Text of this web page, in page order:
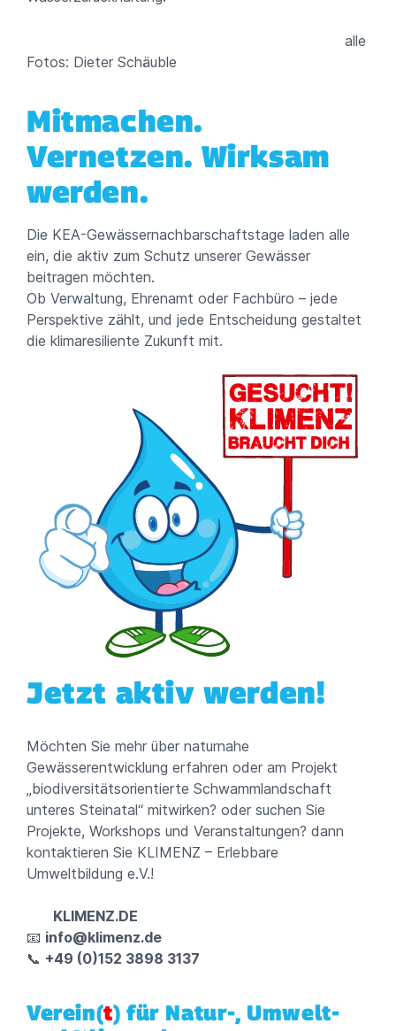
alle
Fotos: Dieter Schäuble
Mitmachen.
Vernetzen. Wirksam
werden.
Die KEA-Gewässernachbarschaftstage laden alle
ein, die aktiv zum Schutz unserer Gewässer
beitragen möchten.
Ob Verwaltung, Ehrenamt oder Fachbüro – jede
Perspektive zählt, und jede Entscheidung gestaltet
die klimaresiliente Zukunft mit.
Jetzt aktiv werden!
Möchten Sie mehr über naturnahe
Gewässerentwicklung erfahren oder am Projekt
„biodiversitätsorientierte Schwammlandschaft
unteres Steinatal“ mitwirken? oder suchen Sie
Projekte, Workshops und Veranstaltungen? dann
kontaktieren Sie KLIMENZ – Erlebbare
Umweltbildung e.V.!
KLIMENZ.DE
📧 info@klimenz.de
📞 +49 (0)152 3898 3137
Verein(t) für Natur-, Umwelt-